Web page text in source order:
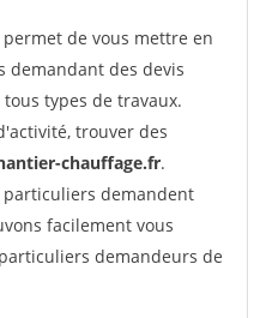
de vous mettre en
demandant des devis
types de travaux.
trouver des
chauffage.fr.
demandent
facilement vous
demandeurs de